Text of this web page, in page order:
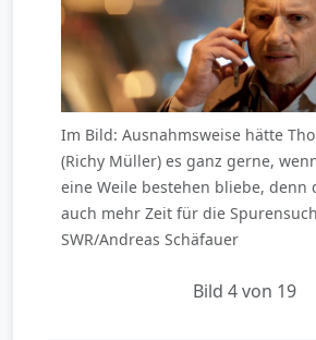
Im Bild: Ausnahmsweise hätte
(Richy Müller) es ganz gerne,
eine Weile bestehen bliebe, denn
auch mehr Zeit für die
SWR/Andreas Schäfauer
Bild 4 von 19